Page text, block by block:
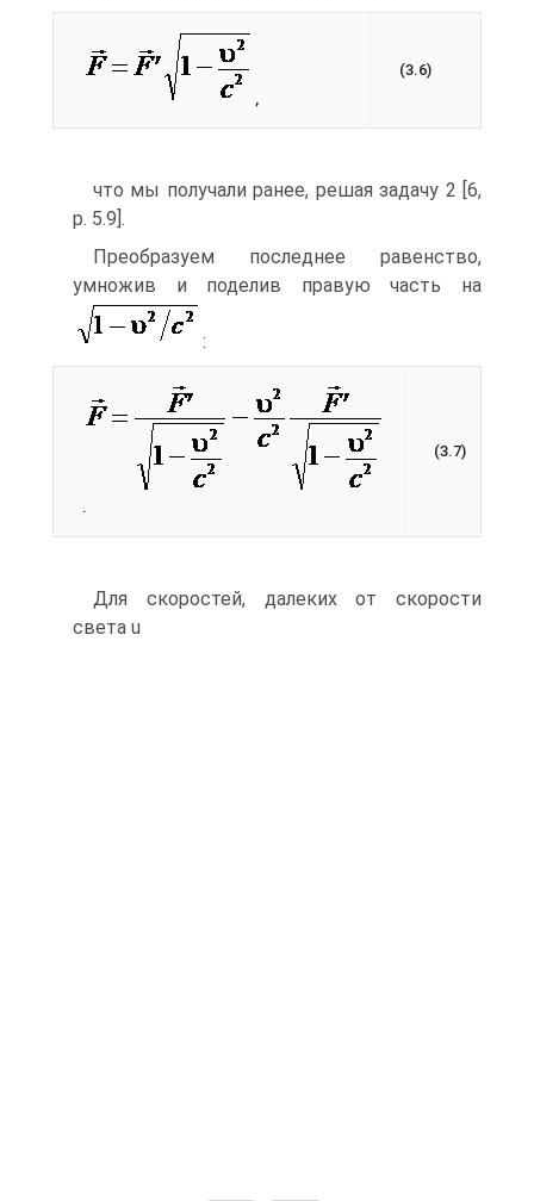
(3.6)
что мы получали ранее, решая задачу 2 [6,
р. 5.9].
Преобразуем последнее равенство,
умножив и поделив правую часть на
:
.
(3.7)
Для скоростей, далеких от скорости
света u